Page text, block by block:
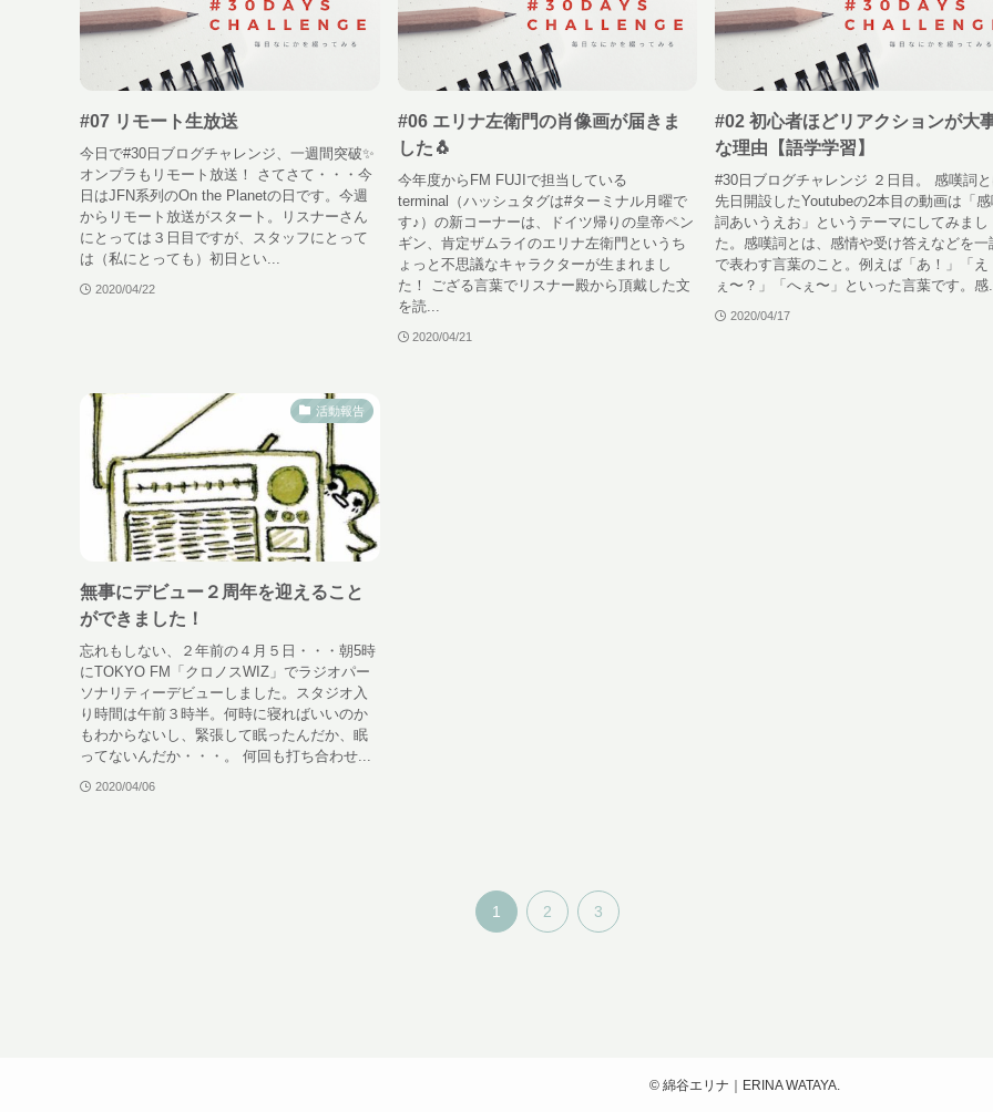
#07 リモート生放送
今日で#30日ブログチャレンジ、一週間突破✨
オンプラもリモート放送！ さてさて・・・今
日はJFN系列のOn the Planetの日です。今週
からリモート放送がスタート。リスナーさん
にとっては３日目ですが、スタッフにとって
は（私にとっても）初日とい...
2020/04/22
#06 エリナ左衛門の肖像画が届きま
した🐧
今年度からFM FUJIで担当している
terminal（ハッシュタグは#ターミナル月曜で
す♪）の新コーナーは、ドイツ帰りの皇帝ペン
ギン、肯定ザムライのエリナ左衛門というち
ょっと不思議なキャラクターが生まれまし
た！ ござる言葉でリスナー殿から頂戴した文
を読...
2020/04/21
#02 初心者ほどリアクションが大
な理由【語学学習】
#30日ブログチャレンジ ２日目。 感嘆詞
先日開設したYoutubeの2本目の動画は「
詞あいうえお」というテーマにしてみまし
た。感嘆詞とは、感情や受け答えなどを一
で表わす言葉のこと。例えば「あ！」「え
ぇ〜？」「へぇ〜」といった言葉です。感...
2020/04/17
活動報告
無事にデビュー２周年を迎えること
ができました！
忘れもしない、２年前の４月５日・・・朝5時
にTOKYO FM「クロノスWIZ」でラジオパー
ソナリティーデビューしました。スタジオ入
り時間は午前３時半。何時に寝ればいいのか
もわからないし、緊張して眠ったんだか、眠
ってないんだか・・・。 何回も打ち合わせ...
2020/04/06
1 2 3
© 綿谷エリナ｜ERINA WATAYA.